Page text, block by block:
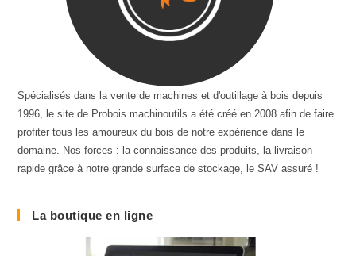
Spécialisés dans la vente de machines et d'outillage à bois depuis
1996, le site de Probois machinoutils a été créé en 2008 afin de faire
profiter tous les amoureux du bois de notre expérience dans le
domaine. Nos forces : la connaissance des produits, la livraison
rapide grâce à notre grande surface de stockage, le SAV assuré !
La boutique en ligne